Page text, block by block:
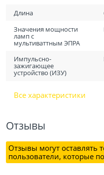
Длина
Значения мощности
ламп с
мультиваттным ЭПРА
Импульсно-
зажигающее
устройство (ИЗУ)
Все характеристики
Отзывы
Отзывы могут оставлять
пользователи, которые